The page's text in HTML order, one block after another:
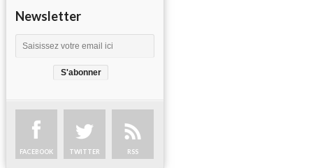
Newsletter
FACEBOOK TWITTER RSS